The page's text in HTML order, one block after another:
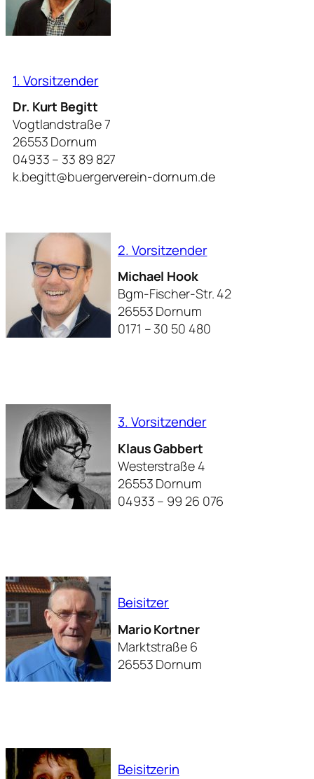
1. Vorsitzender
Dr. Kurt Begitt
Vogtlandstraße 7
26553 Dornum
04933 – 33 89 827
k.begitt@buergerverein-dornum.de
2. Vorsitzender
Michael Hook
Bgm-Fischer-Str. 42
26553 Dornum
0171 – 30 50 480
3. Vorsitzender
Klaus Gabbert
Westerstraße 4
26553 Dornum
04933 – 99 26 076
Beisitzer
Mario Kortner
Marktstraße 6
26553 Dornum
Beisitzerin